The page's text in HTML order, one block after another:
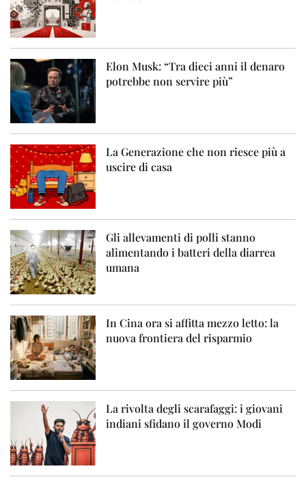
Elon Musk: “Tra dieci anni il denaro
potrebbe non servire più”
La Generazione che non riesce più a
uscire di casa
Gli allevamenti di polli stanno
alimentando i batteri della diarrea
umana
In Cina ora si affitta mezzo letto: la
nuova frontiera del risparmio
La rivolta degli scarafaggi: i giovani
indiani sfidano il governo Modi